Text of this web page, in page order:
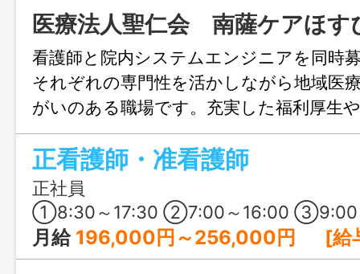
医療法人聖仁会 南薩ケアほす
看護師と院内システムエンジニアを同時
それぞれの専門性を活かしながら地域医
がいのある職場です。充実した福利厚生
え、残業も少なく働きやすい環境が整っ
した医療法人で、長く安心してキャリア
です。
正看護師・准看護師
正社員
①8:30～17:30 ②7:00～16:00 ③9:00～18:30の間の8時間程度 ④17:00～翌9:00 ※日勤は①を基本に早出・遅出シフトあり ※④の夜勤は、月4～5回程度 ※1ヶ⽉単位の変形労働時間制 ※所定の労働日・休日・始業終業時
月給 196,000円～256,000円 [給与の内訳] 基本給：190,000円～250,000円 ベースアップ手当：6,000円